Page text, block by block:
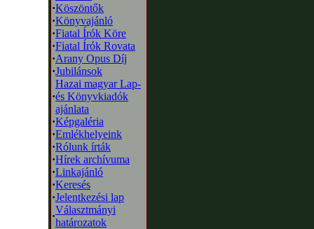
·Köszöntők
·Könyvajánló
·Fiatal Írók Köre
·Fiatal Írók Rovata
·Arany Opus Díj
·Jubilánsok
·
Hazai magyar Lap-
és Könyvkiadók
ajánlata
·Képgaléria
·Emlékhelyeink
·Rólunk írták
·Hírek archívuma
·Linkajánló
·Keresés
·Jelentkezési lap
·
Választmányi
határozatok